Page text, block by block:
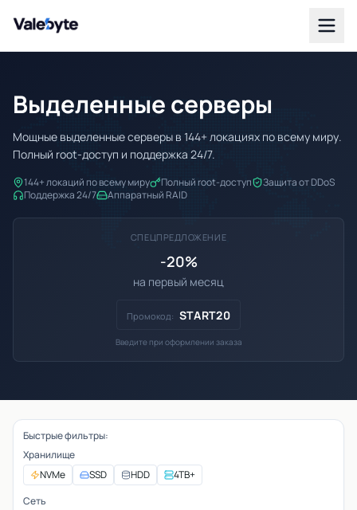
Valebyte
Выделенные серверы
Мощные выделенные серверы в 144+ локациях по всему миру.
Полный root-доступ и поддержка 24/7.
144+ локаций по всему миру Полный root-доступ
Защита от DDoS
Поддержка 24/7
Аппаратный RAID
СПЕЦПРЕДЛОЖЕНИЕ
-20%
на первый месяц
Промокод: START20
Введите при оформлении заказа
Быстрые фильтры:
Хранилище
NVMe
SSD HDD
4TB+
Сеть